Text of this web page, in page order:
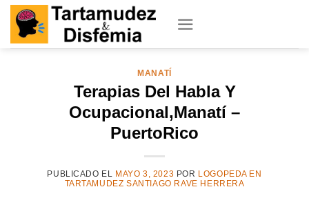
Skip
content
MANATÍ
Terapias Del Habla Y
Ocupacional,Manatí –
PuertoRico
PUBLICADO EL MAYO 3, 2023 POR LOGOPEDA EN
TARTAMUDEZ SANTIAGO RAVE HERRERA